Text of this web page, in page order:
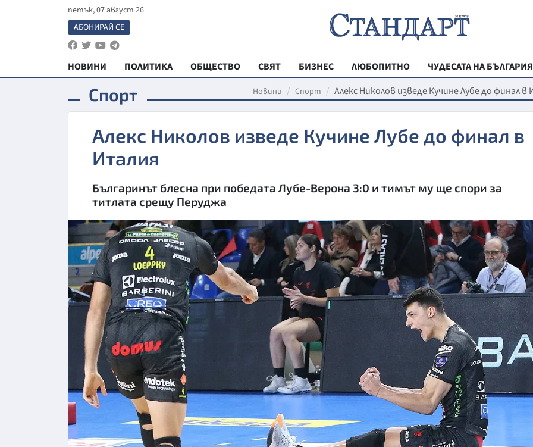
петък, 07 август 26
АБОНИРАЙ СЕ
НОВИНИ ПОЛИТИКА ОБЩЕСТВО СВЯТ БИЗНЕС ЛЮБОПИТНО
ЧУДЕСАТА НА БЪЛГАРИЯ
РЕГИОНАЛНИ
ВЕСТНИК
МЛАДЕЖКА
МОЯТ ГРАД
ТЕХНОЛОГИИ
ДА!НА
ДА! НА
КУЛТУРА
ПРАВОСЪДИЕ
КРИМИ
ВЯРА
ОБЯВИ
ВОЙНАТА В
ВРЕМЕТО
Спорт Новини Спорт Алекс Николов изведе Кучине Лубе до финал в
Алекс Николов изведе Кучине Лубе до финал в
Италия
Българинът блесна при победата Лубе-Верона 3:0 и тимът му ще спори за
титлата срещу Перуджа